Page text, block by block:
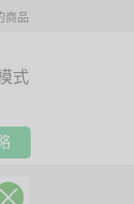
商品
式